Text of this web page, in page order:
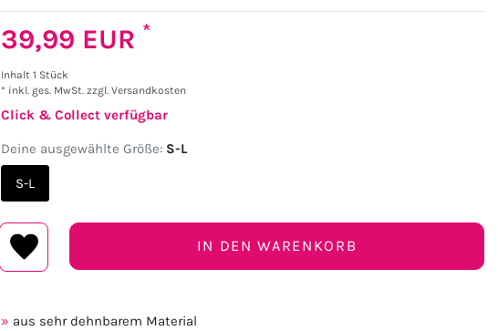
39,99 EUR *
Inhalt 1 Stück
* inkl. ges. MwSt. zzgl. Versandkosten
Click & Collect verfügbar
Deine ausgewählte Größe: S-L
S-L
IN DEN WARENKORB
aus sehr dehnbarem Material